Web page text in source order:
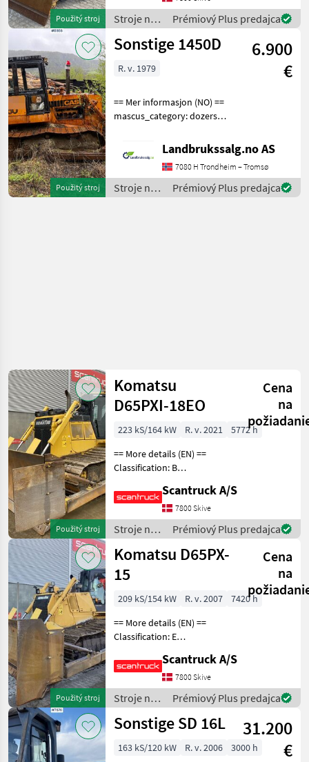
Použitý stroj
Stålbånd Track shoes
width: 860 IMC
Stroje na
stavbu /
Komatsu
Prémiový Plus predajca
Použitý stroj
Sonstige 1450D
6.900
€
R. v. 1979
== Mer informasjon (NO) ==
mascus_category: dozers
number upon request: 8986
See
en.landbrukssalg.no/8986
for more images
Specifications
Landbrukssalg.no AS
7080 H Trondheim – Tromsø
Stroje na
stavbu /
Prémiový Plus predajca
Použitý stroj
Komatsu
D65PXI-18EO
Cena
na
223 kS/164 kW R. v. 2021
5772 h
== More details (EN) ==
Classification: B
Track shoes width: 915
Komtrax monitoring
Working light rear on cab
roof Working light front on
Scantruck A/S
7800 Skive
Stroje na
stavbu /
Komatsu
Prémiový Plus predajca
Použitý stroj
Komatsu D65PX-
15
Cena
na
209 kS/154 kW R. v. 2007
7420 h
== More details (EN) ==
Classification: E
Track shoes width: 900
Gearbox type: Converter
Working light rear Working
light front Walkie
Scantruck A/S
7800 Skive
Stroje na
stavbu /
Komatsu
Prémiový Plus predajca
Sonstige SD 16L
31.200
€
163 kS/120 kW R. v. 2006 3000 h